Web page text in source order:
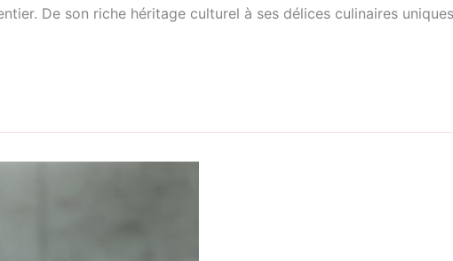
De son riche héritage culturel à ses délices culinaires